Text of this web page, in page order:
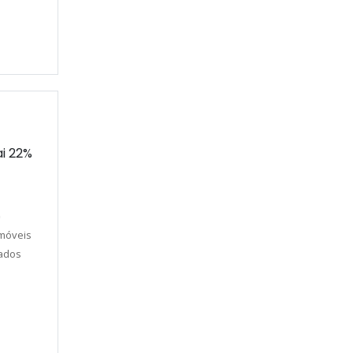
22%